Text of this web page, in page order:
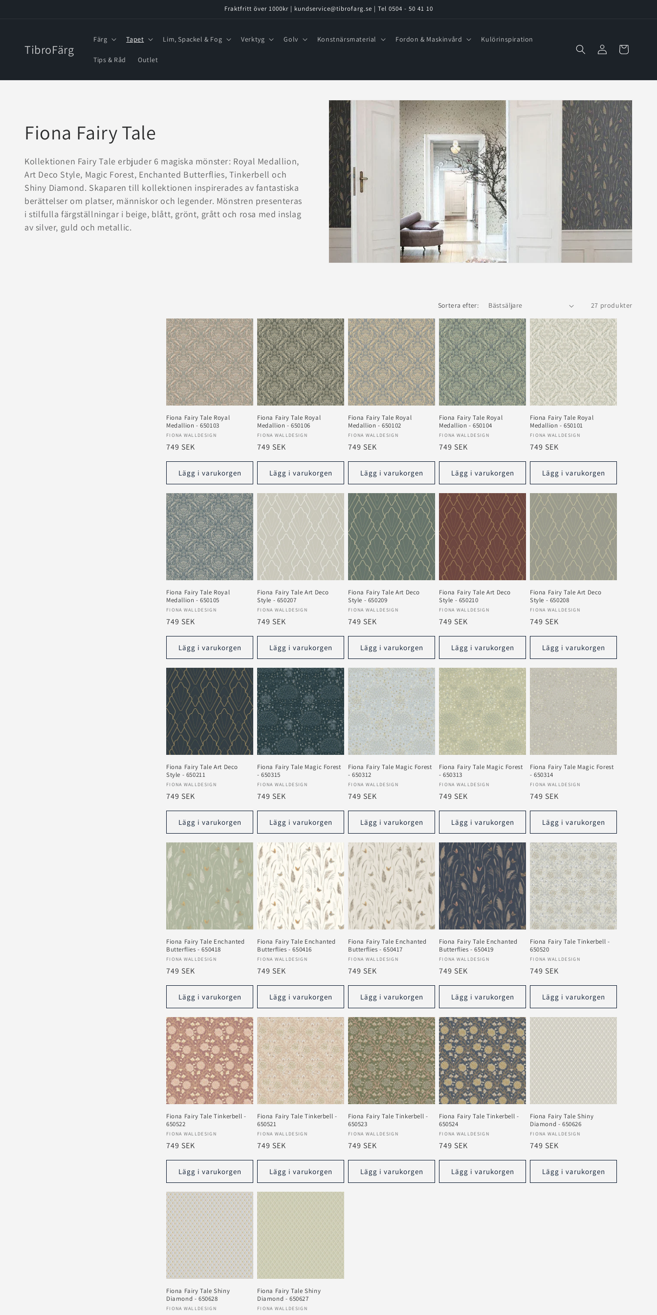
Fraktfritt över 1000kr | kundservice@tibrofarg.se | Tel 0504 - 50 41 10
TibroFärg
Färg Tapet Lim, Spackel & Fog Verktyg Golv Konstnärsmaterial Fordon & Maskinvård Kulörinspiration
Tips & Råd Outlet
Logga
in
Varukorg
P
r
o
d
u
Fiona Fairy Tale
Kollektionen Fairy Tale erbjuder 6 magiska mönster: Royal Medallion,
Art Deco Style, Magic Forest, Enchanted Butterflies, Tinkerbell och
Shiny Diamond. Skaparen till kollektionen inspirerades av fantastiska
berättelser om platser, människor och legender. Mönstren presenteras
i stilfulla färgställningar i beige, blått, grönt, grått och rosa med inslag
av silver, guld och metallic.
Sortera efter: 27 produkter
Fiona Fairy Tale Royal
Medallion - 650103
Säljare:
FIONA WALLDESIGN
Ordinarie
749 SEK
Lägg i varukorgen
Fiona Fairy Tale Royal
Medallion - 650106
Säljare:
FIONA WALLDESIGN
Ordinarie
749 SEK
Lägg i varukorgen
Fiona Fairy Tale Royal
Medallion - 650102
Säljare:
FIONA WALLDESIGN
Ordinarie
749 SEK
Lägg i varukorgen
Fiona Fairy Tale Royal
Medallion - 650104
Säljare:
FIONA WALLDESIGN
Ordinarie
749 SEK
Lägg i varukorgen
Fiona Fairy Tale Royal
Medallion - 650101
Säljare:
FIONA WALLDESIGN
Ordinarie
749 SEK
Lägg i varukorgen
Fiona Fairy Tale Royal
Medallion - 650105
Säljare:
FIONA WALLDESIGN
Ordinarie
749 SEK
Lägg i varukorgen
Fiona Fairy Tale Art Deco
Style - 650207
Säljare:
FIONA WALLDESIGN
Ordinarie
749 SEK
Lägg i varukorgen
Fiona Fairy Tale Art Deco
Style - 650209
Säljare:
FIONA WALLDESIGN
Ordinarie
749 SEK
Lägg i varukorgen
Fiona Fairy Tale Art Deco
Style - 650210
Säljare:
FIONA WALLDESIGN
Ordinarie
749 SEK
Lägg i varukorgen
Fiona Fairy Tale Art Deco
Style - 650208
Säljare:
FIONA WALLDESIGN
Ordinarie
749 SEK
Lägg i varukorgen
Fiona Fairy Tale Art Deco
Style - 650211
Säljare:
FIONA WALLDESIGN
Ordinarie
749 SEK
Lägg i varukorgen
Fiona Fairy Tale Magic Forest
- 650315
Säljare:
FIONA WALLDESIGN
Ordinarie
749 SEK
Lägg i varukorgen
Fiona Fairy Tale Magic Forest
- 650312
Säljare:
FIONA WALLDESIGN
Ordinarie
749 SEK
Lägg i varukorgen
Fiona Fairy Tale Magic Forest
- 650313
Säljare:
FIONA WALLDESIGN
Ordinarie
749 SEK
Lägg i varukorgen
Fiona Fairy Tale Magic Forest
- 650314
Säljare:
FIONA WALLDESIGN
Ordinarie
749 SEK
Lägg i varukorgen
Fiona Fairy Tale Enchanted
Butterflies - 650418
Säljare:
FIONA WALLDESIGN
Ordinarie
749 SEK
Lägg i varukorgen
Fiona Fairy Tale Enchanted
Butterflies - 650416
Säljare:
FIONA WALLDESIGN
Ordinarie
749 SEK
Lägg i varukorgen
Fiona Fairy Tale Enchanted
Butterflies - 650417
Säljare:
FIONA WALLDESIGN
Ordinarie
749 SEK
Lägg i varukorgen
Fiona Fairy Tale Enchanted
Butterflies - 650419
Säljare:
FIONA WALLDESIGN
Ordinarie
749 SEK
Lägg i varukorgen
Fiona Fairy Tale Tinkerbell -
650520
Säljare:
FIONA WALLDESIGN
Ordinarie
749 SEK
Lägg i varukorgen
Fiona Fairy Tale Tinkerbell -
650522
Säljare:
FIONA WALLDESIGN
Ordinarie
749 SEK
Lägg i varukorgen
Fiona Fairy Tale Tinkerbell -
650521
Säljare:
FIONA WALLDESIGN
Ordinarie
749 SEK
Lägg i varukorgen
Fiona Fairy Tale Tinkerbell -
650523
Säljare:
FIONA WALLDESIGN
Ordinarie
749 SEK
Lägg i varukorgen
Fiona Fairy Tale Tinkerbell -
650524
Säljare:
FIONA WALLDESIGN
Ordinarie
749 SEK
Lägg i varukorgen
Fiona Fairy Tale Shiny
Diamond - 650626
Säljare:
FIONA WALLDESIGN
Ordinarie
749 SEK
Lägg i varukorgen
Fiona Fairy Tale Shiny
Diamond - 650628
Säljare:
FIONA WALLDESIGN
Fiona Fairy Tale Shiny
Diamond - 650627
Säljare:
FIONA WALLDESIGN